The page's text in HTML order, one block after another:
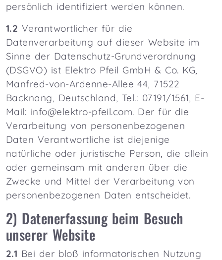
persönlich identifiziert werden können.
1.2 Verantwortlicher für die
Datenverarbeitung auf dieser Website im
Sinne der Datenschutz-Grundverordnung
(DSGVO) ist Elektro Pfeil GmbH & Co. KG,
Manfred-von-Ardenne-Allee 44, 71522
Backnang, Deutschland, Tel.: 07191/1561, E-
Mail: info@elektro-pfeil.com. Der für die
Verarbeitung von personenbezogenen
Daten Verantwortliche ist diejenige
natürliche oder juristische Person, die allein
oder gemeinsam mit anderen über die
Zwecke und Mittel der Verarbeitung von
personenbezogenen Daten entscheidet.
2) Datenerfassung beim Besuch
unserer Website
2.1 Bei der bloß informatorischen Nutzung